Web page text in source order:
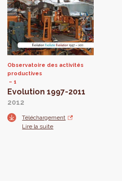
Observatoire des activités
productives
1
Evolution 1997-2011
2012
Téléchargement
Lire la suite